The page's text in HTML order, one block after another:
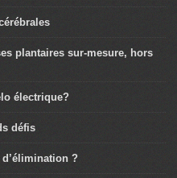
plantaires sur-mesure, hors
électrique?
défis
?